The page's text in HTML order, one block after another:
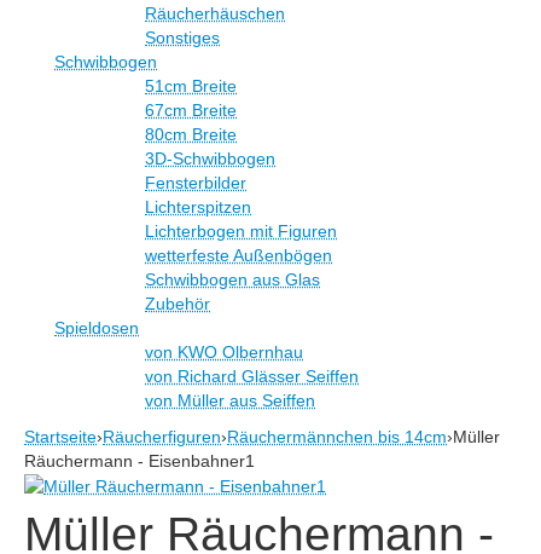
Räucherhäuschen
Sonstiges
Schwibbogen
51cm Breite
67cm Breite
80cm Breite
3D-Schwibbogen
Fensterbilder
Lichterspitzen
Lichterbogen mit Figuren
wetterfeste Außenbögen
Schwibbogen aus Glas
Zubehör
Spieldosen
von KWO Olbernhau
von Richard Glässer Seiffen
von Müller aus Seiffen
Startseite›Räucherfiguren›Räuchermännchen bis 14cm›Müller
Räuchermann - Eisenbahner1
Müller Räuchermann -